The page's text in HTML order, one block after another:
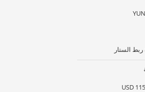
الستار
USD